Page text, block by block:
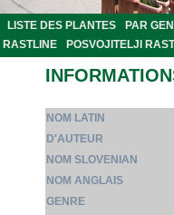
LISTE DES PLANTES PAR
RASTLINE
POSVOJITELJI
NOM LATIN
D'AUTEUR
NOM SLOVENIAN
NOM ANGLAIS
GENRE